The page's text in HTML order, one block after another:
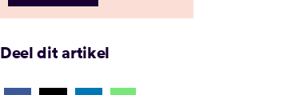
Deel dit artikel